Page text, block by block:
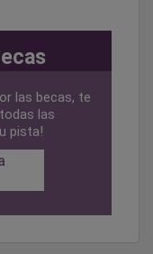
las becas, te
las
pista!